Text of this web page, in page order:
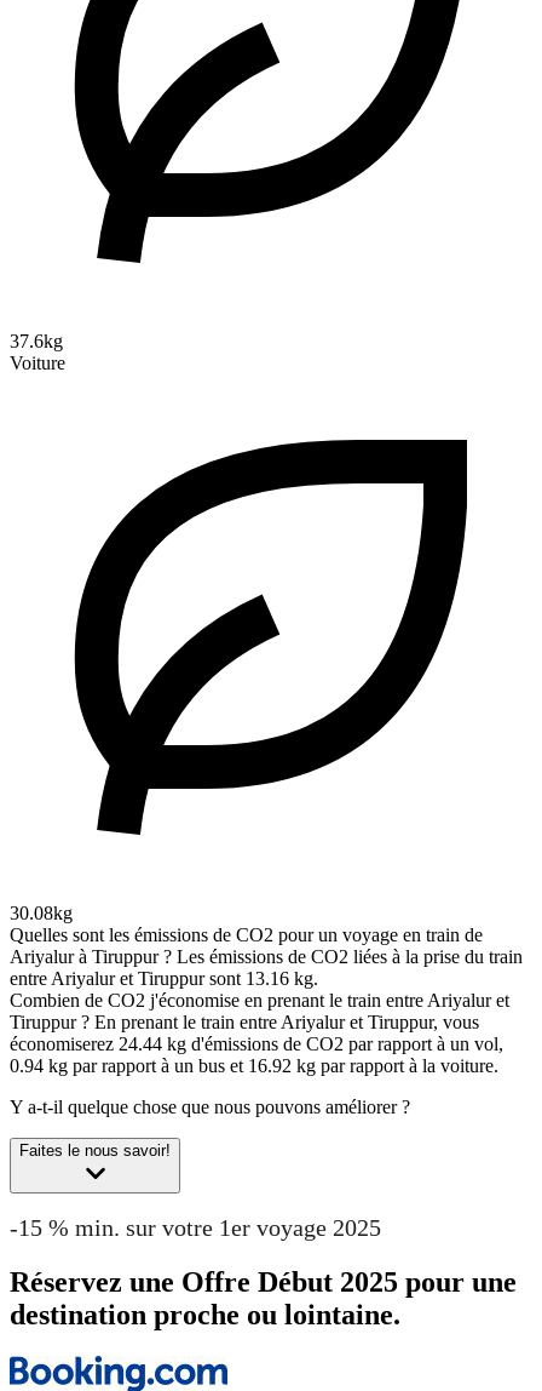
37.6kg
Voiture
30.08kg
Quelles sont les émissions de CO2 pour un voyage en train de
Ariyalur à Tiruppur ? Les émissions de CO2 liées à la prise du train
entre Ariyalur et Tiruppur sont 13.16 kg.
Combien de CO2 j'économise en prenant le train entre Ariyalur et
Tiruppur ? En prenant le train entre Ariyalur et Tiruppur, vous
économiserez 24.44 kg d'émissions de CO2 par rapport à un vol,
0.94 kg par rapport à un bus et 16.92 kg par rapport à la voiture.
Y a-t-il quelque chose que nous pouvons améliorer ?
Faites le nous savoir!
-15 % min. sur votre 1er voyage 2025
Réservez une Offre Début 2025 pour une
destination proche ou lointaine.